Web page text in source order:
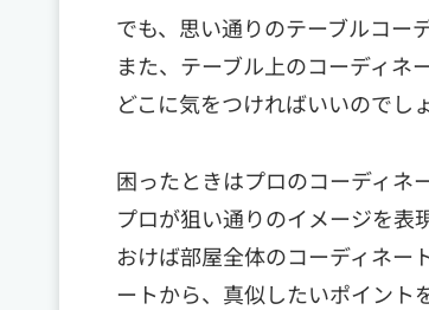
でも、思い通りのテーブルコー
また、テーブル上のコーディネ
どこに気をつければいいのでし
困ったときはプロのコーディネ
プロが狙い通りのイメージを表
おけば部屋全体のコーディネー
ートから、真似したいポイント